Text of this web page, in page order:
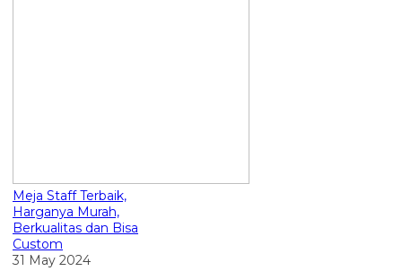
Meja Staff Terbaik,
Harganya Murah,
Berkualitas dan Bisa
Custom
31 May 2024